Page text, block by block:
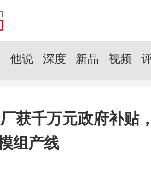
他说 深度 新品 视频
获千万元政府补贴
组产线